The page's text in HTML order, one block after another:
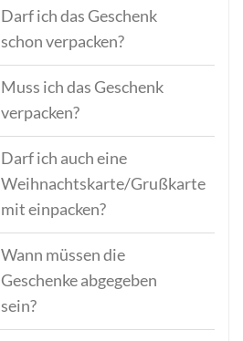
Darf ich das Geschenk
schon verpacken?
Muss ich das Geschenk
verpacken?
Darf ich auch eine
Weihnachtskarte/Grußkarte
mit einpacken?
Wann müssen die
Geschenke abgegeben
sein?